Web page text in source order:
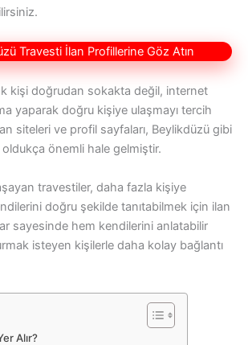
Travesti İlan Profillerine Göz Atın
kişi doğrudan sokakta değil, internet
yaparak doğru kişiye ulaşmayı tercih
siteleri ve profil sayfaları, Beylikdüzü gibi
önemli hale gelmiştir.
travestiler, daha fazla kişiye
doğru şekilde tanıtabilmek için ilan
sayesinde hem kendilerini anlatabilir
isteyen kişilerle daha kolay bağlantı
Alır?